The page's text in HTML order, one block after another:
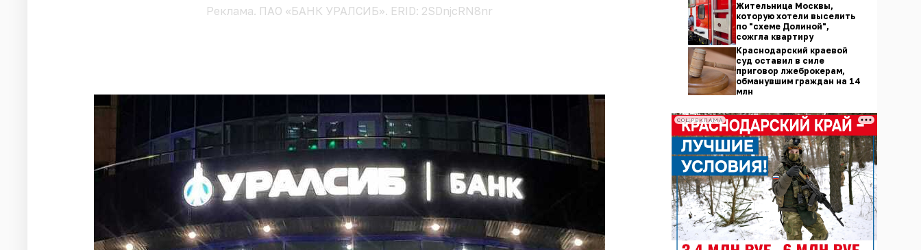
Pеклама. ПАО «БАНК УРАЛСИБ». ERID: 2SDnjcRN8nr
Жительница Москвы,
которую хотели выселить
по "схеме Долиной",
сожгла квартиру
Краснодарский краевой
суд оставил в силе
приговор лжеброкерам,
обманувшим граждан на 14
млн
СОЦРЕКЛАМА